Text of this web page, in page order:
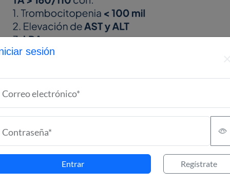
sesión
Correo electrónico*
Contraseña*
Entrar Regístrate